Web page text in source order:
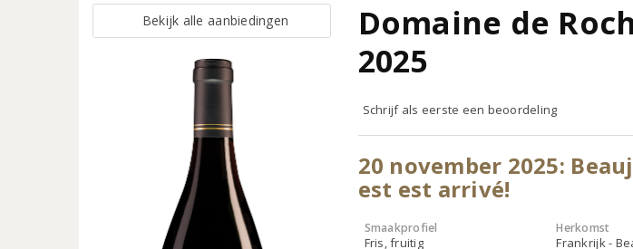
Bekijk alle aanbiedingen
Domaine de
2025
Schrijf als eerste een beoordeling
20 november 2025:
est est arrivé!
Smaakprofiel
Fris, fruitig
Herkomst
Frankrijk -